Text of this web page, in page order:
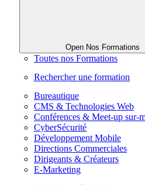
Open Nos Formations
Toutes nos Formations
Rechercher une formation
Bureautique
CMS & Technologies Web
Conférences & Meet-up sur-
CyberSécurité
Développement Mobile
Directions Commerciales
Dirigeants & Créateurs
E-Marketing